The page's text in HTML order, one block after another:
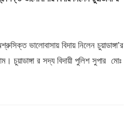
ভালোবাসায় বিদায় নিলেন চুয়াডাঙ্গা’র
চুয়াডাঙ্গা র সদ্য বিদায়ী পুলিশ সুপার মোঃ